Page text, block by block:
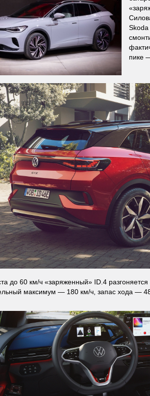
пике
до 60 км/ч «заряженный» ID.4 разгоняется
максимум — 180 км/ч, запас хода —